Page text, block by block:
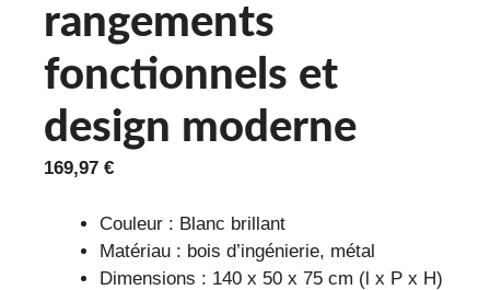
rangements
fonctionnels et
design moderne
169,97 €
Couleur : Blanc brillant
Matériau : bois d’ingénierie, métal
Dimensions : 140 x 50 x 75 cm (l x P x H)